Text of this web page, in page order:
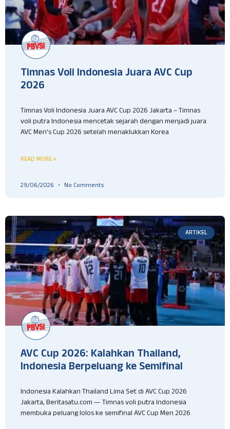
Timnas Voli Indonesia Juara AVC Cup
2026
Timnas Voli Indonesia Juara AVC Cup 2026 Jakarta – Timnas
voli putra Indonesia mencetak sejarah dengan menjadi juara
AVC Men’s Cup 2026 setelah menaklukkan Korea
READ MORE »
29/06/2026 No Comments
ARTIKEL
AVC Cup 2026: Kalahkan Thailand,
Indonesia Berpeluang ke Semifinal
Indonesia Kalahkan Thailand Lima Set di AVC Cup 2026
Jakarta, Beritasatu.com — Timnas voli putra Indonesia
membuka peluang lolos ke semifinal AVC Cup Men 2026